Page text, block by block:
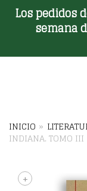
Los pedidos
semana
INICIO »
INDIANA. TOMO III
+